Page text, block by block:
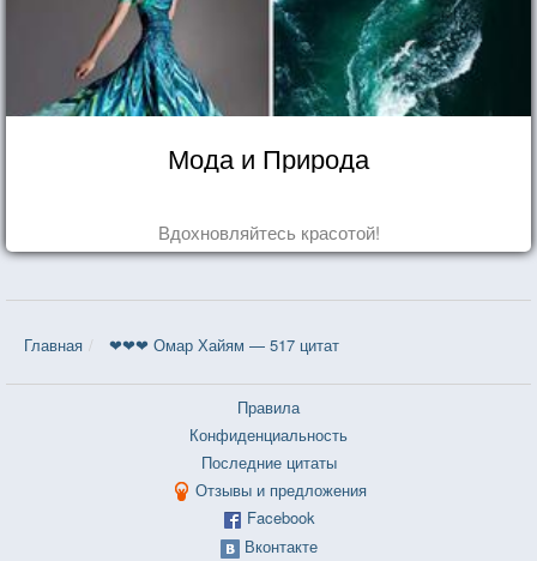
Мода и Природа
Вдохновляйтесь красотой!
Главная ❤❤❤ Омар Хайям — 517 цитат
Правила
Конфиденциальность
Последние цитаты
Отзывы и предложения
Facebook
Вконтакте